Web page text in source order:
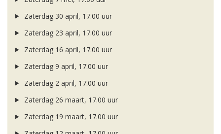
Zaterdag 30 april, 17.00 uur
Zaterdag 23 april, 17.00 uur
Zaterdag 16 april, 17.00 uur
Zaterdag 9 april, 17.00 uur
Zaterdag 2 april, 17.00 uur
Zaterdag 26 maart, 17.00 uur
Zaterdag 19 maart, 17.00 uur